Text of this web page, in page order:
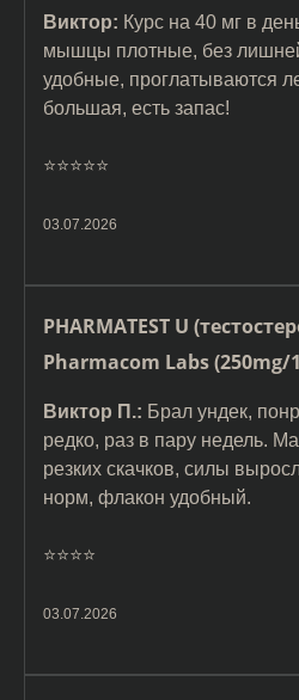
Виктор: Курс на 40 мг в
мышцы плотные, без
удобные, проглатываются
большая, есть запас!
⭐️⭐️⭐️⭐️⭐️
03.07.2026
PHARMATEST U
Pharmacom Labs (250mg/
Виктор П.: Брал ундек,
редко, раз в пару недель.
резких скачков, силы
норм, флакон удобный.
⭐️⭐️⭐️⭐️
03.07.2026